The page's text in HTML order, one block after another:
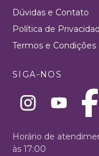
Dúvidas e Contato
Política de
Termos e Condições
SIGA-NOS
Horário de
às 17:00